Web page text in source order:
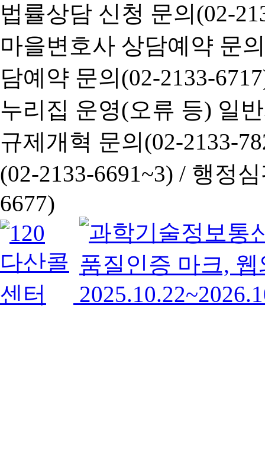
법률상담 신청 문의(02-
마을변호사 상담예약 문
담예약 문의(02-2133-
누리집 운영(오류 등) 일
규제개혁 문의(02-2133-
(02-2133-6691~3) / 행정심
6677)